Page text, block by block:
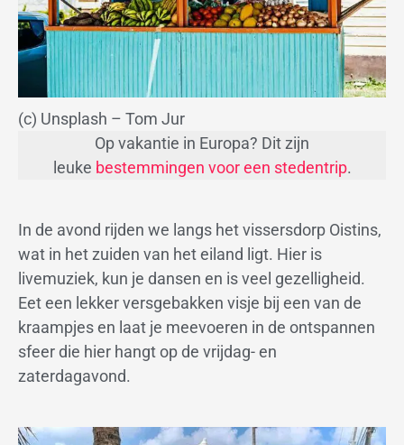
(c) Unsplash – Tom Jur
Op vakantie in Europa? Dit zijn
leuke bestemmingen voor een stedentrip.
In de avond rijden we langs het vissersdorp Oistins,
wat in het zuiden van het eiland ligt. Hier is
livemuziek, kun je dansen en is veel gezelligheid.
Eet een lekker versgebakken visje bij een van de
kraampjes en laat je meevoeren in de ontspannen
sfeer die hier hangt op de vrijdag- en
zaterdagavond.